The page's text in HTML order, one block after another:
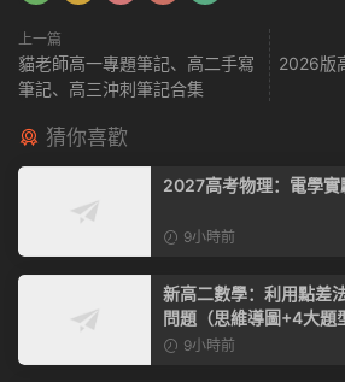
上一篇
貓老師高一專題筆記、高二手寫
筆記、高三沖刺筆記合集
2026版
猜你喜歡
2027高考物理：電學實
9小時前
新高二數學：利用點差
問題（思維導圖+4大題
版）9小時前